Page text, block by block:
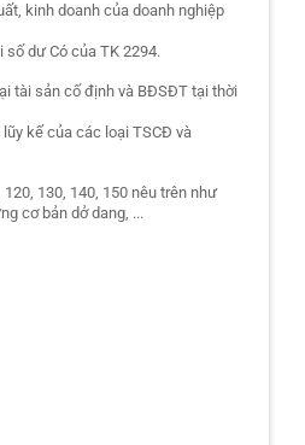
kinh doanh của doanh nghiệp
số dư Có của TK 2294.
tài sản cố định và BĐSĐT tại thời
kế của các loại TSCĐ và
130, 140, 150 nêu trên như
cơ bản dở dang, ...